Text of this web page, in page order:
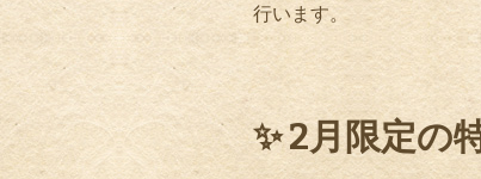
行います。
✨ 2月限定の